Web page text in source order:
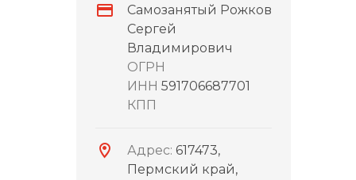
Самозанятый Рожков
Сергей
Владимирович
ОГРН
ИНН 591706687701
КПП
Адрес: 617473,
Пермский край,